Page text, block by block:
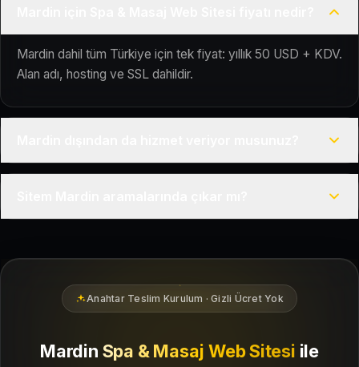
Mardin dahil tüm Türkiye için tek fiyat: yıllık 50 USD + KDV.
Alan adı, hosting ve SSL dahildir.
Mardin bölgesindeki yerel müşterilerin sizi bulmasına
Anahtar Teslim Kurulum · Gizli Ücret Yok
Mardin Spa & Masaj Web Sitesi ile